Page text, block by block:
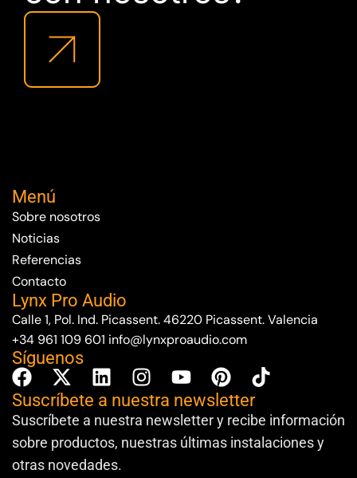
Menú
Sobre nosotros
Noticias
Referencias
Contacto
Lynx Pro Audio
Calle 1, Pol. Ind. Picassent. 46220 Picassent. Valencia
+34 961 109 601 info@lynxproaudio.com
Síguenos
Suscríbete a nuestra newsletter
Suscríbete a nuestra newsletter y recibe información
sobre productos, nuestras últimas instalaciones y
otras novedades.